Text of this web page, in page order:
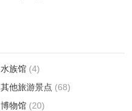
水族馆 (4)
其他旅游景点 (68)
博物馆 (20)